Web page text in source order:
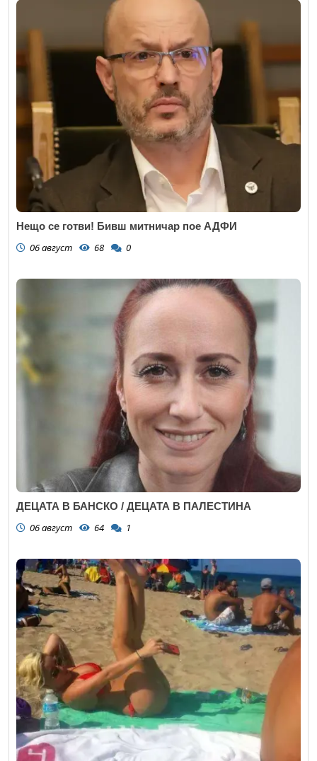
Нещо се готви! Бивш митничар пое АДФИ
06 август 68 0
ДЕЦАТА В БАНСКО / ДЕЦАТА В ПАЛЕСТИНА
06 август 64 1